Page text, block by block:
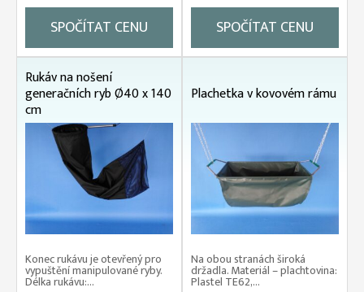
SPOČÍTAT CENU
SPOČÍTAT CENU
Rukáv na nošení
generačních ryb Ø40 x 140
cm
Konec rukávu je otevřený pro
vypuštění manipulované ryby.
Délka rukávu:...
Plachetka v kovovém rámu
Na obou stranách široká
držadla. Materiál – plachtovina:
Plastel TE62,...